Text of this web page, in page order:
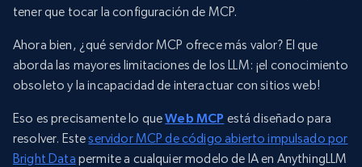
tener que tocar la configuración de MCP.
Ahora bien, ¿qué servidor MCP ofrece más valor? El que
aborda las mayores limitaciones de los LLM: ¡el conocimiento
obsoleto y la incapacidad de interactuar con sitios web!
Eso es precisamente lo queWeb MCP está diseñado para
resolver. Esteservidor MCP de código abierto impulsado por
Bright Data permite a cualquier modelo de IA en AnythingLLM